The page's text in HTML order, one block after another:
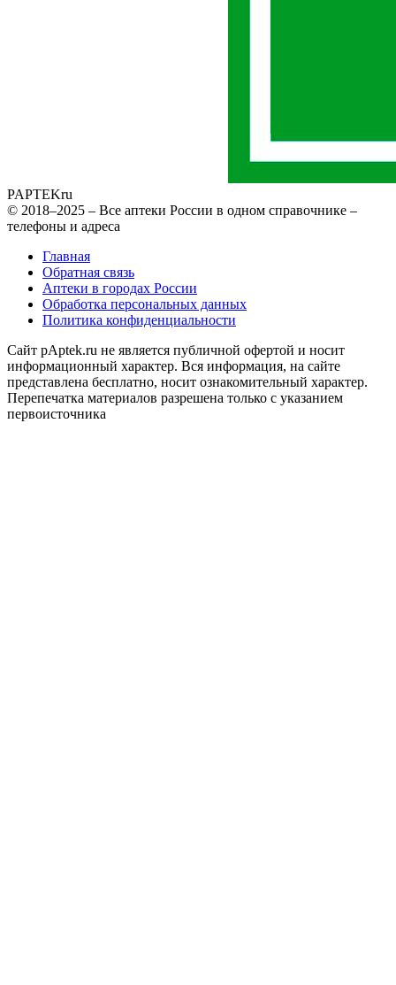
PAPTEKru
© 2018–2025 – Все аптеки России в одном справочнике –
телефоны и адреса
Главная
Обратная связь
Аптеки в городах России
Обработка персональных данных
Политика конфиденциальности
Сайт pAptek.ru не является публичной офертой и носит
информационный характер. Вся информация, на сайте
представлена бесплатно, носит ознакомительный характер.
Перепечатка материалов разрешена только с указанием
первоисточника